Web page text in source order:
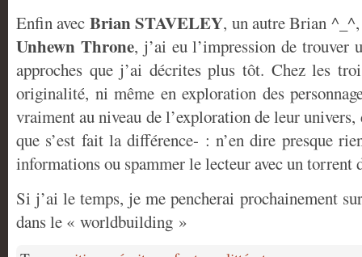
Enfin avec Brian STAVELEY, un autre Brian
Unhewn Throne, j’ai eu l’impression de trouver
approches que j’ai décrites plus tôt. Chez les
originalité, ni même en exploration des
vraiment au niveau de l’exploration de leur
que s’est fait la différence- : n’en dire presque
informations ou spammer le lecteur avec un torrent
Si j’ai le temps, je me pencherai prochainement
dans le « worldbuilding »